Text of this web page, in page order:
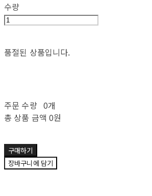
수량
품절된 상품입니다.
주문 수량 0개
총 상품 금액 0원
구매하기
장바구니에 담기